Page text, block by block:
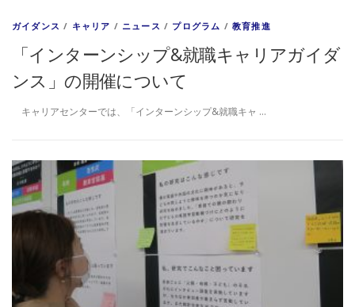
ガイダンス / キャリア / ニュース / プログラム /教育推進
「インターンシップ&就職キャリアガイダ
ンス」の開催について
キャリアセンターでは、「インターンシップ&就職キャ …